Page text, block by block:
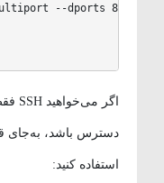
--dports 80,443 -j
استفاده کنید: